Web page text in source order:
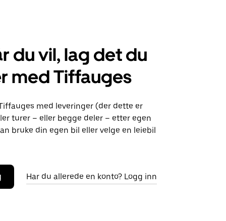
du vil, lag det du
med Tiffauges
med leveringer (der dette er
turer – eller begge deler – etter egen
bruke din egen bil eller velge en leiebil
Har du allerede en konto? Logg inn